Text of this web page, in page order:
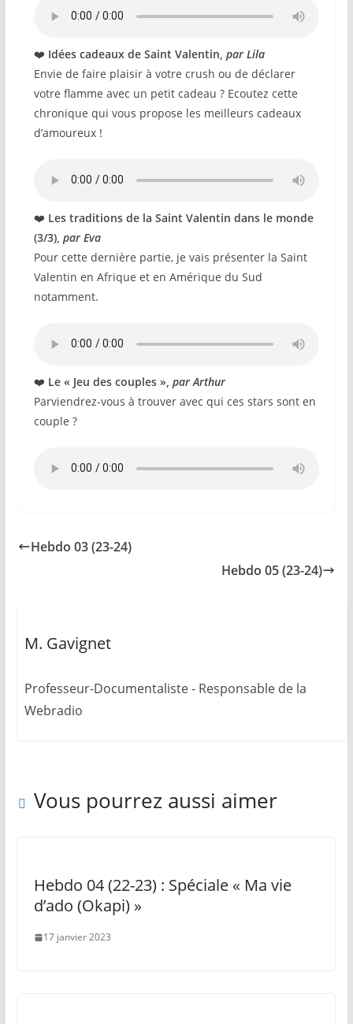
❤️ Idées cadeaux de Saint Valentin, par Lila
Envie de faire plaisir à votre crush ou de déclarer
votre flamme avec un petit cadeau ? Ecoutez cette
chronique qui vous propose les meilleurs cadeaux
d’amoureux !
❤️ Les traditions de la Saint Valentin dans le monde
(3/3), par Eva
Pour cette dernière partie, je vais présenter la Saint
Valentin en Afrique et en Amérique du Sud
notamment.
❤️ Le « Jeu des couples », par Arthur
Parviendrez-vous à trouver avec qui ces stars sont en
couple ?
Hebdo 03 (23-24)
Hebdo 05 (23-24)
M. Gavignet
Professeur-Documentaliste - Responsable de la
Webradio
Vous pourrez aussi aimer
Hebdo 04 (22-23) : Spéciale « Ma vie
d’ado (Okapi) »
17 janvier 2023